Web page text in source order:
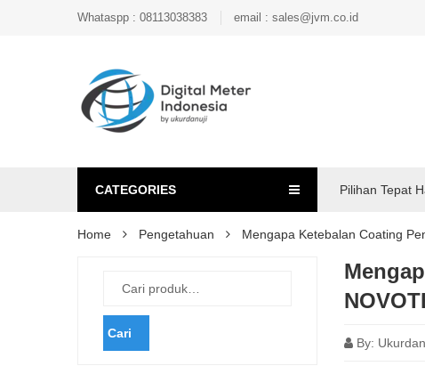
Whataspp : 08113038383 email : sales@jvm.co.id
CATEGORIES Pilihan Tepat
Home Pengetahuan Mengapa Ketebalan Coating
By:
Cari